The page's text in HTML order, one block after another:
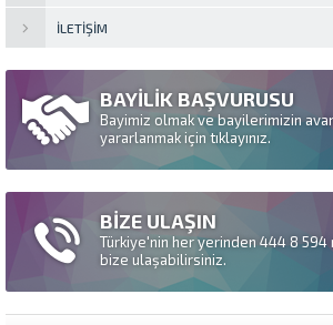
İLETIŞIM
BAYİLİK BAŞVURUSU
Bayimiz olmak ve bayilerimizin
yararlanmak için tıklayınız.
BİZE ULAŞIN
Türkiye'nin her yerinden 444 8
bize ulaşabilirsiniz.